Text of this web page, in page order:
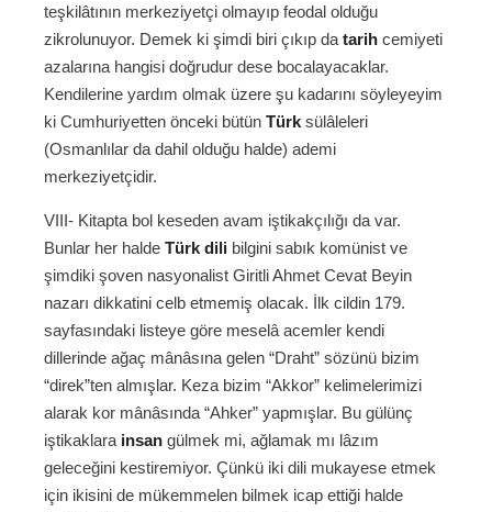
teşkilâtının merkeziyetçi olmayıp feodal olduğu
zikrolunuyor. Demek ki şimdi biri çıkıp da tarih cemiyeti
azalarına hangisi doğrudur dese bocalayacaklar.
Kendilerine yardım olmak üzere şu kadarını söyleyeyim
ki Cumhuriyetten önceki bütün Türk sülâleleri
(Osmanlılar da dahil olduğu halde) ademi
merkeziyetçidir.
VIII- Kitapta bol keseden avam iştikakçılığı da var.
Bunlar her halde Türk dili bilgini sabık komünist ve
şimdiki şoven nasyonalist Giritli Ahmet Cevat Beyin
nazarı dikkatini celb etmemiş olacak. İlk cildin 179.
sayfasındaki listeye göre meselâ acemler kendi
dillerinde ağaç mânâsına gelen “Draht” sözünü bizim
“direk”ten almışlar. Keza bizim “Akkor” kelimelerimizi
alarak kor mânâsında “Ahker” yapmışlar. Bu gülünç
iştikaklara insan gülmek mi, ağlamak mı lâzım
geleceğini kestiremiyor. Çünkü iki dili mukayese etmek
için ikisini de mükemmelen bilmek icap ettiği halde